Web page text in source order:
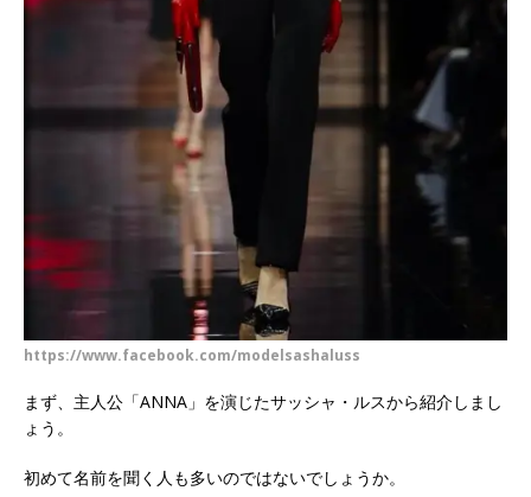
https://www.facebook.com/modelsashaluss
まず、主人公「ANNA」を演じたサッシャ・ルスから紹介しまし
ょう。
初めて名前を聞く人も多いのではないでしょうか。